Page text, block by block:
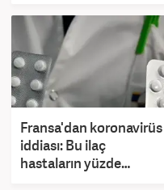
Fransa'dan koronavirüs
iddiası: Bu ilaç
hastaların yüzde